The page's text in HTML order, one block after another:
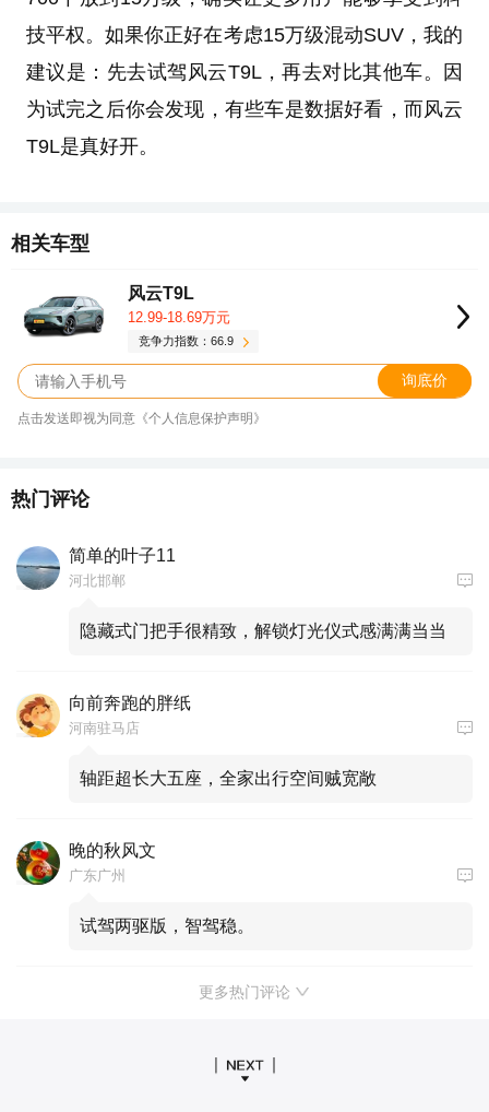
技平权。如果你正好在考虑15万级混动SUV，我的
建议是：先去试驾风云T9L，再去对比其他车。因
为试完之后你会发现，有些车是数据好看，而风云
T9L是真好开。
相关车型
风云T9L
12.99-18.69万元
竞争力指数：66.9
询底价
点击发送即视为同意《个人信息保护声明》
热门评论
简单的叶子11
河北邯郸
隐藏式门把手很精致，解锁灯光仪式感满满当当
向前奔跑的胖纸
河南驻马店
轴距超长大五座，全家出行空间贼宽敞
晚的秋风文
广东广州
试驾两驱版，智驾稳。
更多热门评论